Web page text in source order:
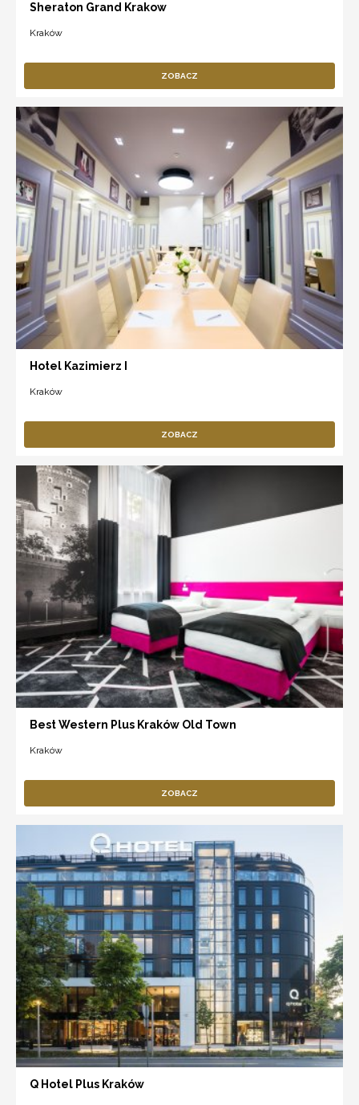
Sheraton Grand Krakow
Kraków
ZOBACZ
Hotel Kazimierz I
Kraków
ZOBACZ
Best Western Plus Kraków Old Town
Kraków
ZOBACZ
Q Hotel Plus Kraków